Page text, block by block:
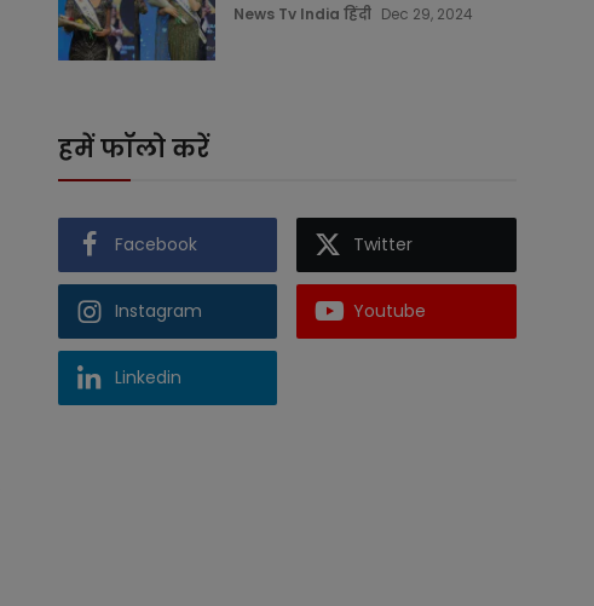
News Tv India हिंदी Dec 29, 2024
हमें फॉलो करें
Facebook Twitter
Instagram Youtube
Linkedin